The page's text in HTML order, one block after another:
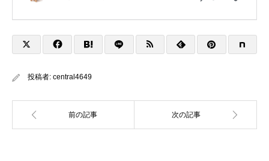
投稿者: central4649